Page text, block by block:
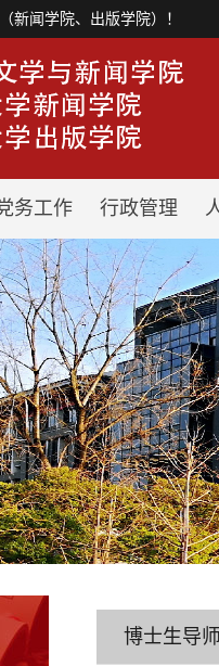
新闻学院、出版学院）！
务工作 行政管理
博士生导